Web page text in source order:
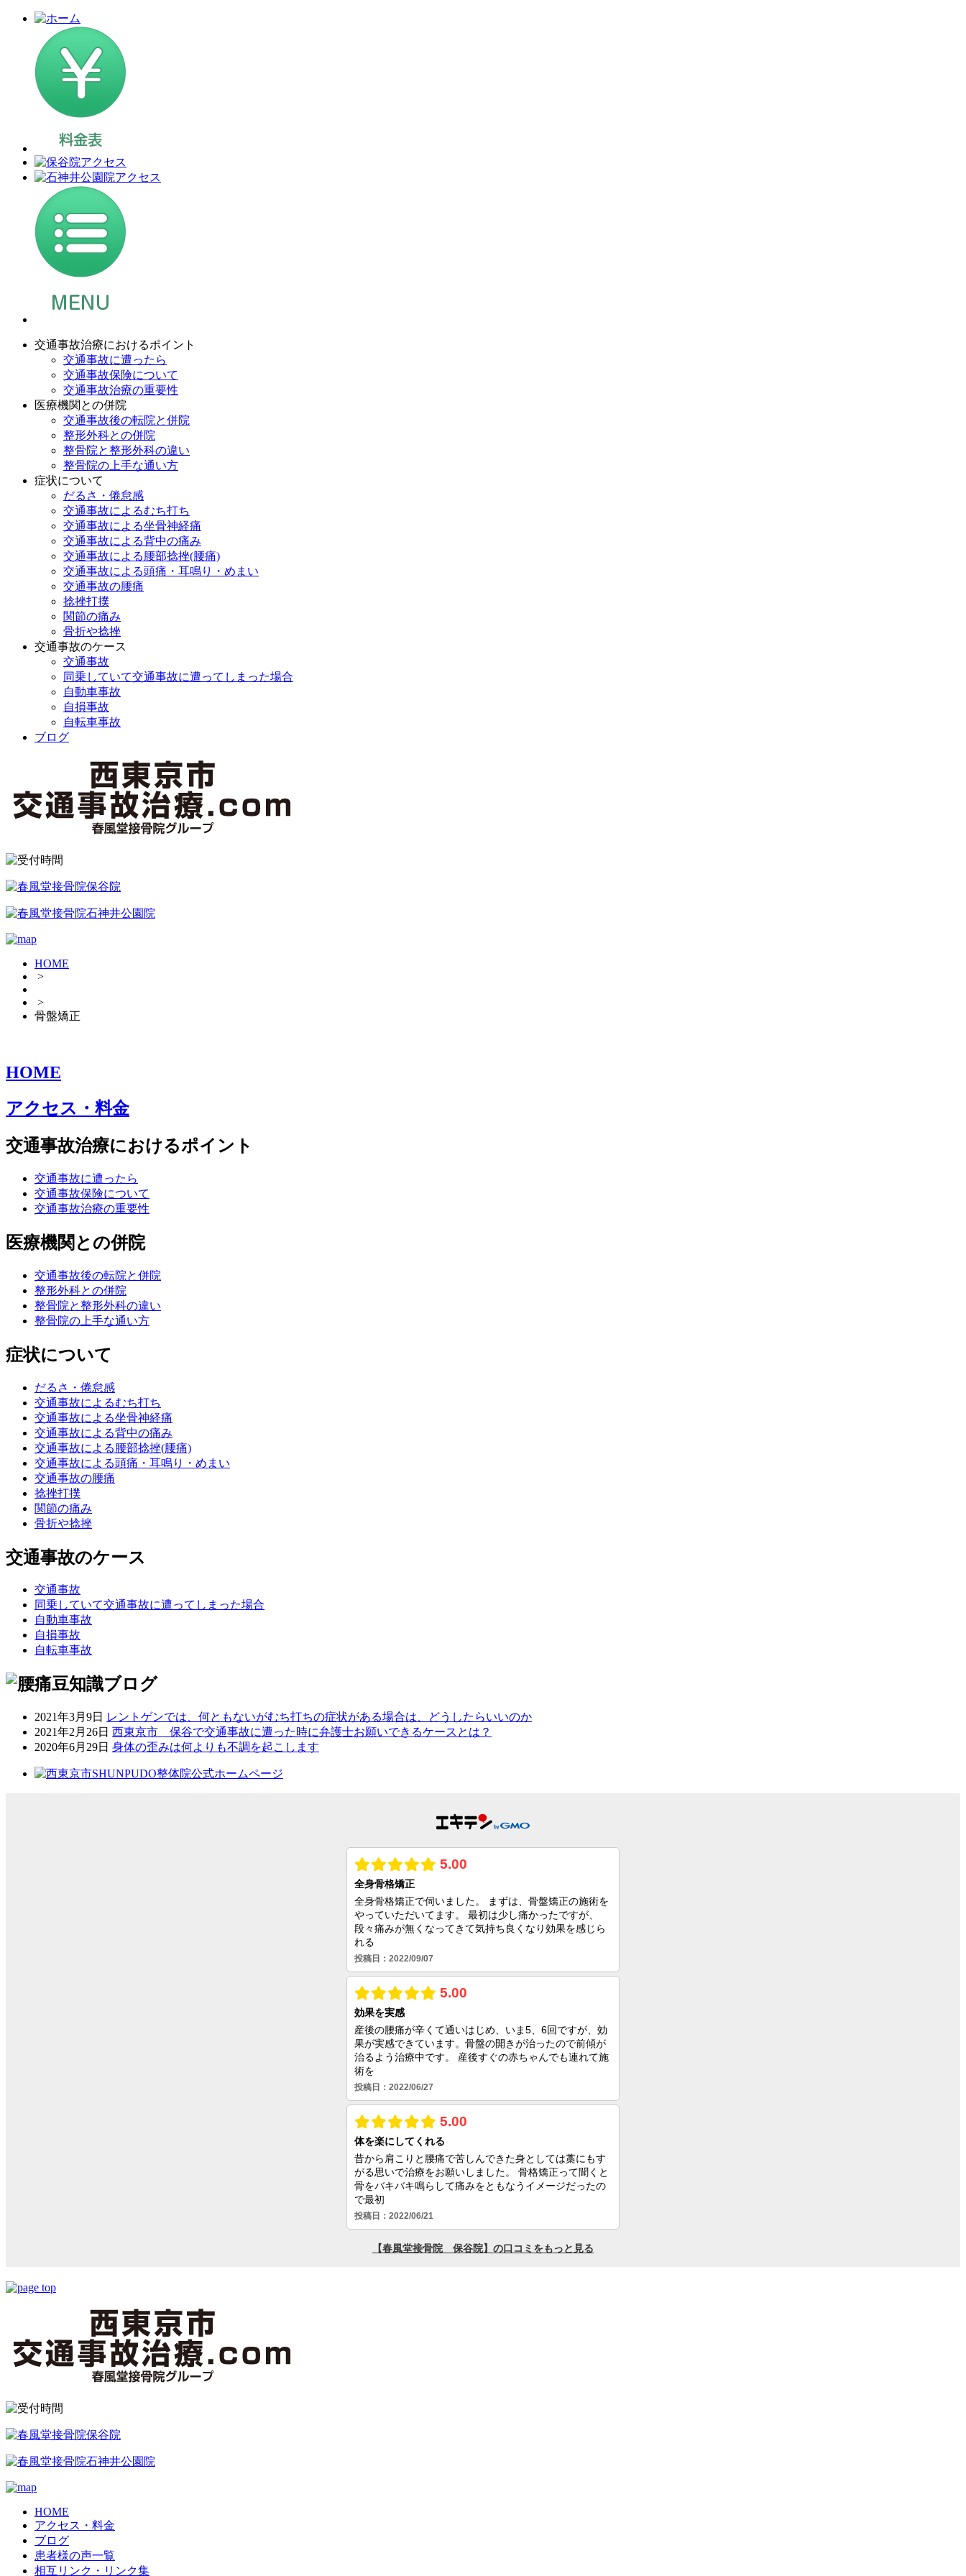
交通事故治療におけるポイント
交通事故に遭ったら
交通事故保険について
交通事故治療の重要性
医療機関との併院
交通事故後の転院と併院
整形外科との併院
整骨院と整形外科の違い
整骨院の上手な通い方
症状について
だるさ・倦怠感
交通事故によるむち打ち
交通事故による坐骨神経痛
交通事故による背中の痛み
交通事故による腰部捻挫(腰痛)
交通事故による頭痛・耳鳴り・めまい
交通事故の腰痛
捻挫打撲
関節の痛み
骨折や捻挫
交通事故のケース
交通事故
同乗していて交通事故に遭ってしまった場合
自動車事故
自損事故
自転車事故
ブログ
HOME
>
>
骨盤矯正
HOME
アクセス・料金
交通事故治療におけるポイント
交通事故に遭ったら
交通事故保険について
交通事故治療の重要性
医療機関との併院
交通事故後の転院と併院
整形外科との併院
整骨院と整形外科の違い
整骨院の上手な通い方
症状について
だるさ・倦怠感
交通事故によるむち打ち
交通事故による坐骨神経痛
交通事故による背中の痛み
交通事故による腰部捻挫(腰痛)
交通事故による頭痛・耳鳴り・めまい
交通事故の腰痛
捻挫打撲
関節の痛み
骨折や捻挫
交通事故のケース
交通事故
同乗していて交通事故に遭ってしまった場合
自動車事故
自損事故
自転車事故
2021年3月9日 レントゲンでは、何ともないがむち打ちの症状がある場合は、どうしたらいいのか
2021年2月26日 西東京市 保谷で交通事故に遭った時に弁護士お願いできるケースとは？
2020年6月29日 身体の歪みは何よりも不調を起こします
HOME
アクセス・料金
ブログ
患者様の声一覧
相互リンク・リンク集